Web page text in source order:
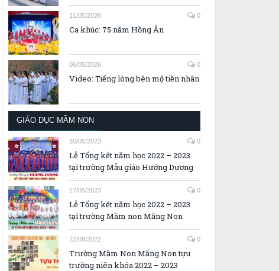
11/05/2026 0
Ca khúc: 75 năm Hồng Ân
06/05/2026 0
Video: Tiếng lòng bên mộ tiền nhân
GIÁO DỤC MẦM NON
30/05/2023 0
Lễ Tổng kết năm học 2022 – 2023
tại trường Mẫu giáo Hướng Dương
27/05/2023 0
Lễ Tổng kết năm học 2022 – 2023
tại trường Mầm non Măng Non
22/08/2022 0
Trường Mầm Non Măng Non tựu
trường niên khóa 2022 – 2023